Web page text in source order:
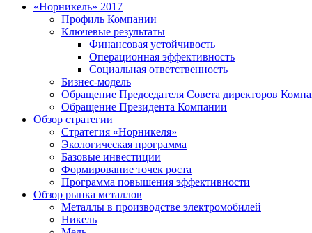
«Норникель» 2017
Профиль Компании
Ключевые результаты
Финансовая устойчивость
Операционная эффективность
Социальная ответственность
Бизнес-модель
Обращение Председателя Совета директоров
Обращение Президента Компании
Обзор стратегии
Стратегия «Норникеля»
Экологическая программа
Базовые инвестиции
Формирование точек роста
Программа повышения эффективности
Обзор рынка металлов
Металлы в производстве электромобилей
Никель